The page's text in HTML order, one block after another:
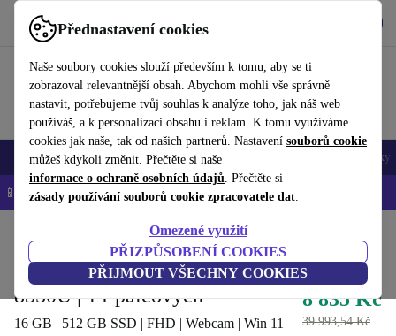
Přednastavení cookies
Naše soubory cookies slouží především k tomu, aby se ti
zobrazoval relevantnější obsah. Abychom mohli vše správně
nastavit, potřebujeme tvůj souhlas k analýze toho, jak náš web
používáš, a k personalizaci obsahu i reklam. K tomu využíváme
cookies jak naše, tak od našich partnerů. Nastavení souborů cookie
můžeš kdykoli změnit. Přečtěte si naše
informace o ochraně osobních údajů. Přečtěte si
zásady používání souborů cookie zpracovatele dat.
Omezené využití
PŘIZPŮSOBENÍ COOKIES
PŘIJMOUT VŠECHNY COOKIES
Používejte refurbed rychle a snadno
Mobily a smartphony Notebooky Tablety Doplňky
📱 -5 % NAVÍC na všechny iPhony – kód: IPHONEDEAL-
Notebooky Notebooky Lenovo
Lenovo ThinkPad T480 | i5-
8350U | 14-palcových
16 GB | 512 GB SSD | FHD | Webcam | Win 11
8 835 Kč
39 993,54 Kč